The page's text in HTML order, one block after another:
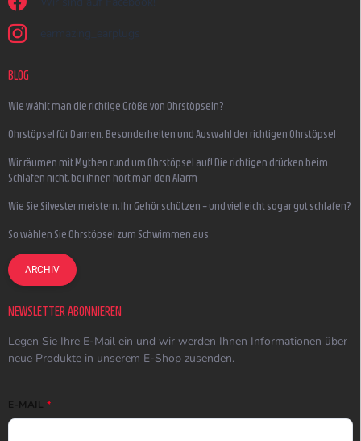
earmazing_earplugs
BLOG
Wie wählt man die richtige Größe von Ohrstöpseln?
Ohrstöpsel für Damen: Besonderheiten und Auswahl der richtigen Ohrstöpsel
Wir räumen mit Mythen rund um Ohrstöpsel auf! Die richtigen drücken beim
Schlafen nicht, bei ihnen hört man den Alarm
Wie Sie Silvester meistern, Ihr Gehör schützen – und vielleicht sogar gut schlafen?
So wählen Sie Ohrstöpsel zum Schwimmen aus
ARCHIV
NEWSLETTER ABONNIEREN
Legen Sie Ihre E-Mail ein und wir werden Ihnen Informationen über
neue Produkte in unserem E-Shop zusenden.
E-MAIL